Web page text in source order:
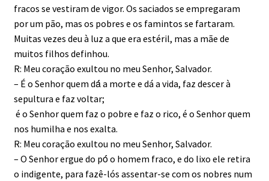
fracos se vestiram de vigor. Os saciados se empregaram
por um pão, mas os pobres e os famintos se fartaram.
Muitas vezes deu à luz a que era estéril, mas a mãe de
muitos filhos definhou.
R: Meu coração exultou no meu Senhor, Salvador.
– É o Senhor quem dá́ a morte e dá a vida, faz descer à
sepultura e faz voltar;
é o Senhor quem faz o pobre e faz o rico, é o Senhor quem
nos humilha e nos exalta.
R: Meu coração exultou no meu Senhor, Salvador.
– O Senhor ergue do pó́ o homem fraco, e do lixo ele retira
o indigente, para fazê-lós assentar-se com os nobres num